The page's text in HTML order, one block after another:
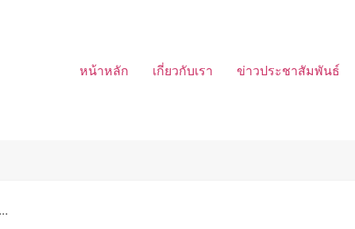
หน้าหลัก เกี่ยวกับเรา ข่าวประชาสัมพันธ์